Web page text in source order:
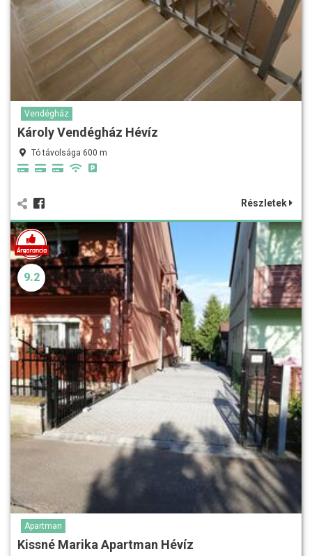
Vendégház
Károly Vendégház Hévíz
Tó távolsága 600 m
Részletek
9.2
Apartman
Kissné Marika Apartman Hévíz